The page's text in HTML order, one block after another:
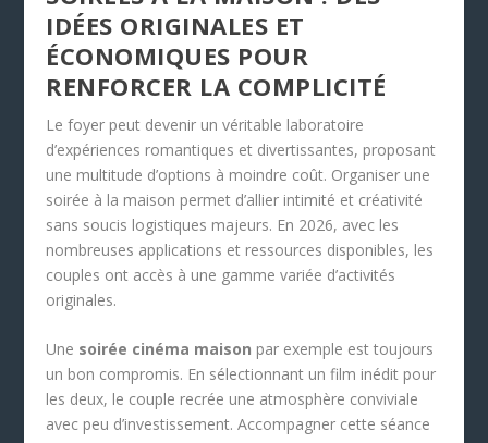
IDÉES ORIGINALES ET
ÉCONOMIQUES POUR
RENFORCER LA COMPLICITÉ
Le foyer peut devenir un véritable laboratoire
d’expériences romantiques et divertissantes, proposant
une multitude d’options à moindre coût. Organiser une
soirée à la maison permet d’allier intimité et créativité
sans soucis logistiques majeurs. En 2026, avec les
nombreuses applications et ressources disponibles, les
couples ont accès à une gamme variée d’activités
originales.
Une soirée cinéma maison par exemple est toujours
un bon compromis. En sélectionnant un film inédit pour
les deux, le couple recrée une atmosphère conviviale
avec peu d’investissement. Accompagner cette séance